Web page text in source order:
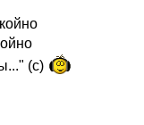
(с)